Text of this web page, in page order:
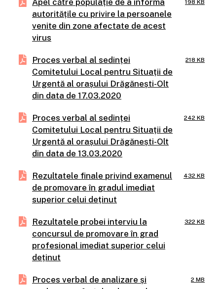
Apel către populație de a informa
autoritățile cu privire la persoanele
venite din zone afectate de acest
virus
198 KB
Proces verbal al sedinței
Comitetului Local pentru Situații de
Urgentă al orașului Drăgănești-Olt
din data de 17.03.2020
218 KB
Proces verbal al sedinței
Comitetului Local pentru Situații de
Urgentă al orașului Drăgănești-Olt
din data de 13.03.2020
242 KB
Rezultatele finale privind examenul
de promovare în gradul imediat
superior celui deținut
432 KB
Rezultatele probei interviu la
concursul de promovare în grad
profesional imediat superior celui
deținut
322 KB
Proces verbal de analizare și
2 MB